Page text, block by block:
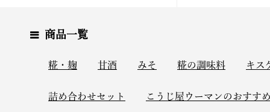
商品一覧
糀・麹 甘酒 みそ 糀の調味料 キス
詰め合わせセット こうじ屋ウーマンのおすす